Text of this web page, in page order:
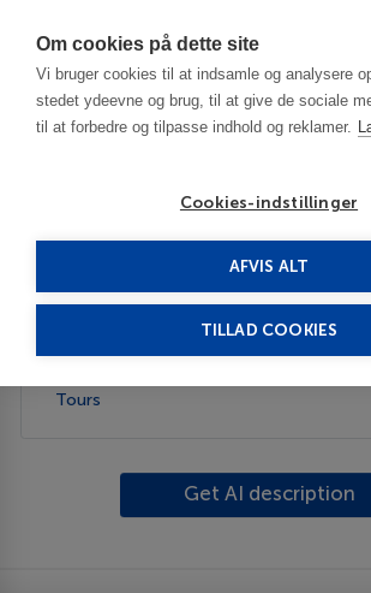
Om cookies på dette site
Vi bruger cookies til at indsamle og analysere
stedet ydeevne og brug, til at give de sociale
til at forbedre og tilpasse indhold og reklamer.
Cookies-indstillinger
AFVIS ALT
TILLAD COOKIES
Chamberlain - SD
Description
Tours
Get AI description